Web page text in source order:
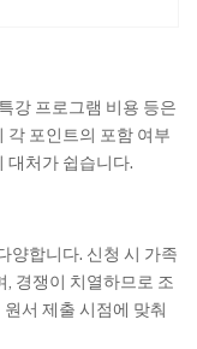
강 프로그램 비용 등은
각 포인트의 포함 여부
대처가 쉽습니다.
양합니다. 신청 시 가족
, 경쟁이 치열하므로 조
서 제출 시점에 맞춰